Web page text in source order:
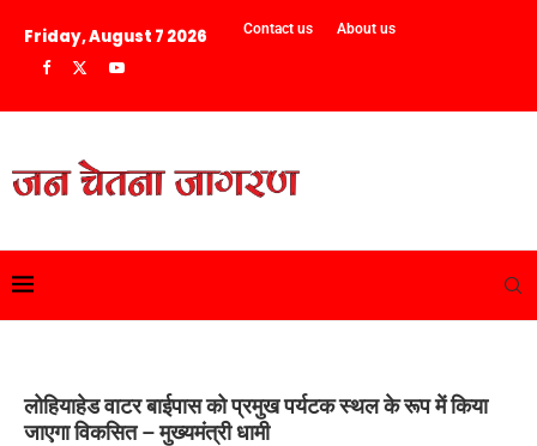
Friday, August 7 2026 Contact us About us
लोहियाहेड वाटर बाईपास को प्रमुख पर्यटक स्थल के रूप में किया
जाएगा विकसित – मुख्यमंत्री धामी